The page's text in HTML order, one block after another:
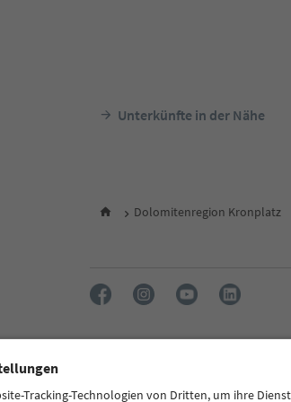
Unterkünfte in der Nähe
Dolomitenregion Kronplatz